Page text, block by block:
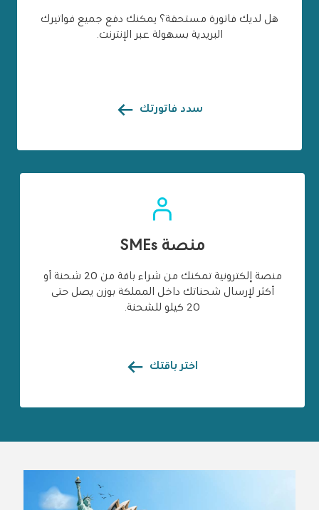
هل لديك فاتورة مستحقة؟ يمكنك دفع جميع فواتيرك
البريدية بسهولة عبر الإنترنت.
سدد فاتورتك
منصة SMEs
منصة إلكترونية تمكنك من شراء باقة من 20 شحنة أو
أكثر لإرسال شحناتك داخل المملكة بوزن يصل حتى
20 كيلو للشحنة.
اختر باقتك